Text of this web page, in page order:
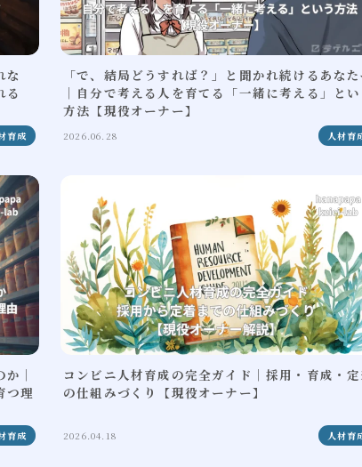
な
る
育成
「で、結局どうすれば？」と聞かれ続けるあなた
｜自分で考える人を育てる「一緒に考える」とい
方法【現役オーナー】
2026.06.28 人材育
｜
つ理
育成
コンビニ人材育成の完全ガイド｜採用・育成・
の仕組みづくり【現役オーナー】
2026.04.18 人材育